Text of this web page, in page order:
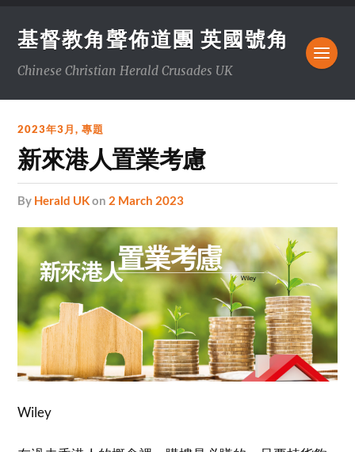
基督教角聲佈道團 英國號角
Chinese Christian Herald Crusades UK
2023年3月,專題
新來港人置業考慮
by Herald UKon 2 March 2023
Wiley